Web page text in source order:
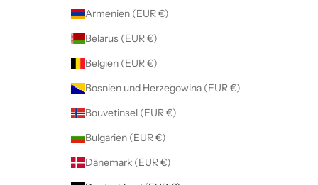
Armenien (EUR €)
Belarus (EUR €)
Belgien (EUR €)
Bosnien und Herzegowina (EUR €)
Bouvetinsel (EUR €)
Bulgarien (EUR €)
Dänemark (EUR €)